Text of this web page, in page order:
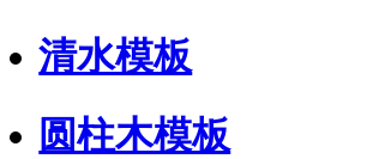
清水模板
圆柱木模板